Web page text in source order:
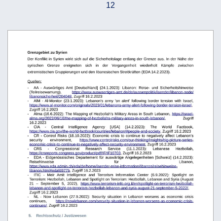
12
Grenzgebiet zu Syrien
Der Konflikt in Syrien wirkt sich auf die Sicherheitslage entlang der Grenze aus. In der Nähe der
syrischen
Grenze ereigneten sich in der Vergangenheit wiederholt Kämpfe
zwischen
extremistischen Gruppierungen und den libanesischen Streitkräften (EDA 14.2.2023).
Quellen:
-
AA  -  Auswärtiges  Amt   [Deutschland]   (24.1.2023):   Libanon:   Reise-   und   Sicherheitshinweise
(Teilreisewarnung),
https://www.auswaertiges-amt.de/de/aussenpolitik/laender/libanon-node/
libanonsicherheit/204048, Zugriff 16.2.2023
-
AlM   -  Al-Monitor   (23.1.2023):   Lebanon's  army   'on   alert'   following  border   tension   with   Israel,
https://www.al-monitor.com/originals/2023/01/lebanons-army-alert-following-border-tension-israel
Zugriff 16.2.2023
-
Alma (16.6.2022): The Mapping of Hezbollah’s Military Areas in South Lebanon, https://israel-
alma.org/2022/06/16/the-mapping-of-hezbollahs-military-areas-in-south-lebanon/,
Zugriff
16.2.2023
-
CIA - Central Intelligence Agency [USA] (14.2.2023): The World
Factbook,
https://www.cia.gov/the-world-factbook/countries/lebanon/#people-and-society, Zugriff 16.2.2023
-
CR - Control Risks (18.10.2022):  Economic crisis to continue to negatively affect Lebanon's
security
environment,
https://www.controlrisks.com/our-thinking/insights/big-picture-series-
economic-crisis-to-continue-to-negatively-affect-security-environment, Zugriff 16.2.2023
-
CRS - Congressional Research Service (11.1.2023): Lebanese
Hezbollah,
https://crsreports.congress.gov/product/pdf/IF/IF10703, Zugriff 16.2.2023
-
EDA - Eidgenössisches Departement für auswärtige Angelegenheiten [Schweiz] (14.2.2023):
Reisehinweise
für
Libanon,
https://www.e
da.admin.ch/eda/de/home/laender-reise-information/libanon/reisehinweise-
libanon.html#edafd977b, Zugriff 16.2.2023
-
ITIC   -
Meir   Amit   Intelligence   and   Terrorism   Information   Center   (6.9.2022):   Spotlight   on
Terrorism: Hezbollah, Lebanon and Spotlight on Terrorism: Hezbollah, Lebanon and Syria (August
21   –   September   5,   2022), https://www.terrorism-info.org.il/en/spotlight-on-terrorism-hezbollah-
lebanon-and-spotlight-on-terrorism-hezbollah-lebanon-and-syria-august-21-september-5-2022/,
Zugriff 16.2.2023
-
NL  -   Now   Lebanon   (27.9.2022):  Security   situation   in   Lebanon   worsens   as   economic   crisis
continues,
https://nowlebanon.com/security-situation-in-lebanon-worsens-as-economic-crisis-
continues/, Zugriff 16.2.2023
5.
Rechtsschutz / Justizwesen